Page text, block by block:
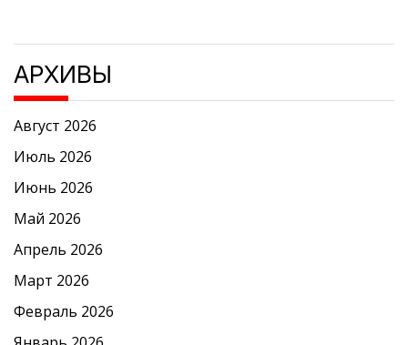
АРХИВЫ
Август 2026
Июль 2026
Июнь 2026
Май 2026
Апрель 2026
Март 2026
Февраль 2026